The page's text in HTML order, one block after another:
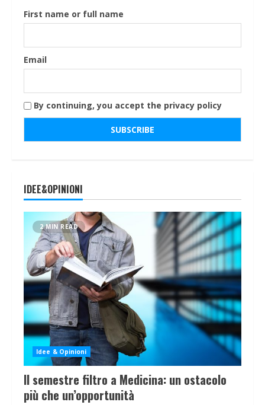
First name or full name
Email
By continuing, you accept the privacy policy
IDEE&OPINIONI
2 MIN READ
Idee & Opinioni
Il semestre filtro a Medicina: un ostacolo
più che un’opportunità